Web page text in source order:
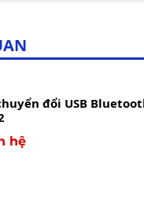
đổi USB
hệ